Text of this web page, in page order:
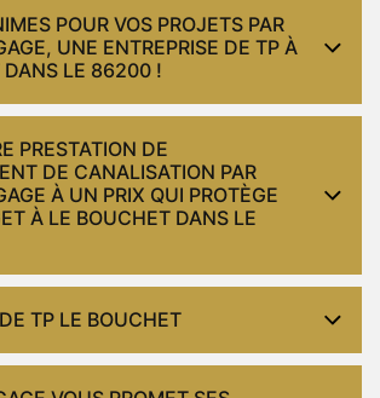
POUR VOS PROJETS PAR
UNE ENTREPRISE DE TP À
DANS LE 86200 !
PRESTATION DE
DE CANALISATION PAR
À UN PRIX QUI PROTÈGE
À LE BOUCHET DANS LE
TP LE BOUCHET